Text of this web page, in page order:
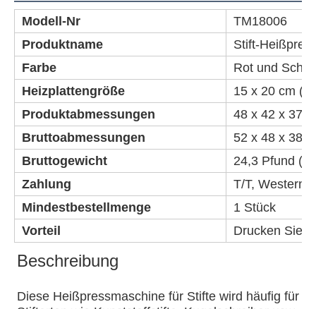
Modell-Nr
TM18006
Produktname
Stift-
Farbe
Rot und
Heizplattengröße
15 x 20 cm
Produktabmessungen
48 x 42 x 37
Bruttoabmessungen
52 x 48 x 38
Bruttogewicht
24,3 Pfund
Zahlung
T/T, Western
Mindestbestellmenge
1 Stück
Vorteil
Drucken Sie
Beschreibung
Diese Heißpressmaschine für Stifte wird häufig für